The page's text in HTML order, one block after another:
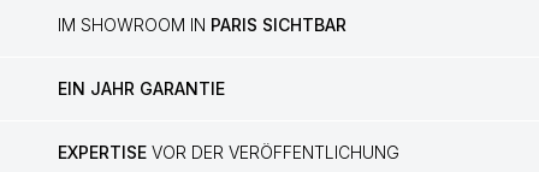
IM SHOWROOM IN PARIS SICHTBAR
EIN JAHR GARANTIE
EXPERTISE VOR DER VERÖFFENTLICHUNG